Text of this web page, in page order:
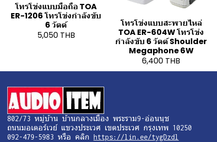
โทรโข่งแบบมือถือ TOA
ER-1206 โทรโข่งกำลังขับ
6 วัตต์
5,050 THB
โทรโข่งแบบสะพายไหล่
TOA ER-604W โทรโข่ง
กำลังขับ 6 วัตต์ Shoulder
Megaphone 6W
6,400 THB
802/73 หมู่บ้าน บ้านกลางเมือง พระราม9-อ่อนนุช
ถนนมอเตอร์เวย์ แขวงประเวศ เขตประเวศ กรุงเทพ 10250
092-479-5983 หรือ คลิก https://lin.ee/tygDzdl